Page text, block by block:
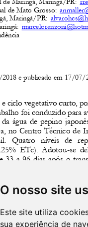
O nosso site
Este site utiliza
sua experiência de